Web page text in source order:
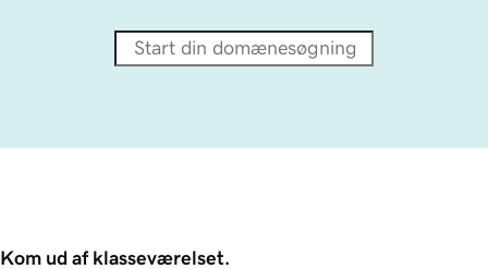
Kom ud af klasseværelset.